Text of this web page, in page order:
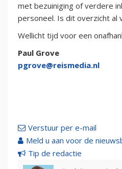
met bezuiniging of verdere
personeel. Is dit overzicht al
Wellicht tijd voor een
Paul Grove
pgrove@reismedia.nl
Verstuur per e-mail
Meld u aan voor de
Tip de redactie